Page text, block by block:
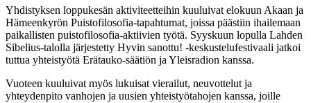
Yhdistyksen loppukesän aktiviteetteihin kuuluivat elokuun Akaan ja
Hämeenkyrön Puistofilosofia-tapahtumat, joissa päästiin ihailemaan
paikallisten puistofilosofia-aktiivien työtä. Syyskuun lopulla Lahden
Sibelius-talolla järjestetty Hyvin sanottu! -keskustelufestivaali jatkoi
tuttua yhteistyötä Erätauko-säätiön ja Yleisradion kanssa.
Vuoteen kuuluivat myös lukuisat vierailut, neuvottelut ja
yhteydenpito vanhojen ja uusien yhteistyötahojen kanssa, joille